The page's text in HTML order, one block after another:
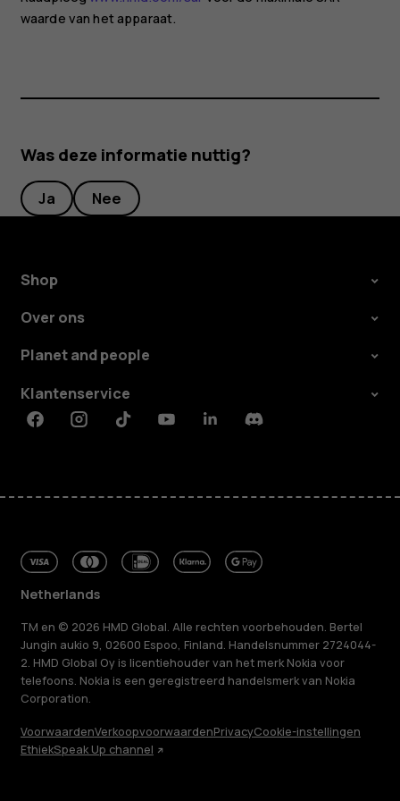
waarde van het apparaat.
Was deze informatie nuttig?
Ja Nee
Shop
Over ons
Planet and people
Klantenservice
FacebookInstagramTiktokYoutubeLinkedinDiscord
Netherlands
TM en © 2026 HMD Global. Alle rechten voorbehouden. Bertel
Jungin aukio 9, 02600 Espoo, Finland. Handelsnummer 2724044-
2. HMD Global Oy is licentiehouder van het merk Nokia voor
telefoons. Nokia is een geregistreerd handelsmerk van Nokia
Corporation.
VoorwaardenVerkoopvoorwaardenPrivacyCookie-instellingen
EthiekSpeak Up channel